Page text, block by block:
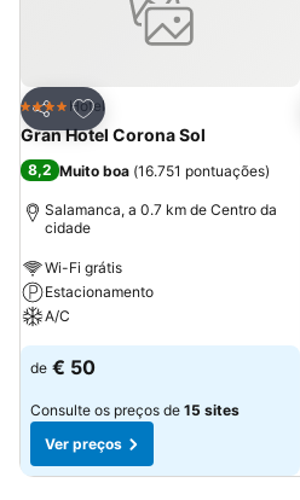
Partilhar
Adicionar aos favoritos
4 EstrelasHotel
Gran Hotel Corona Sol
8,2 Muito boa (16.751 pontuações)
Salamanca, a 0.7 km de Centro da
cidade
Wi-Fi grátis
Estacionamento
A/C
de € 50
Consulte os preços de 15 sites
Ver preços